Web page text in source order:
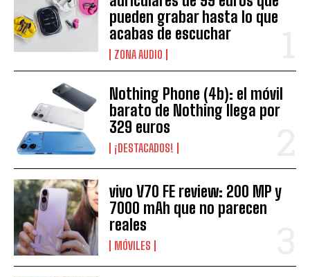
pueden grabar hasta lo que
acabas de escuchar
ZONA AUDIO
Nothing Phone (4b): el móvil
barato de Nothing llega por
329 euros
¡DESTACADOS!
vivo V70 FE review: 200 MP y
7000 mAh que no parecen
reales
MÓVILES